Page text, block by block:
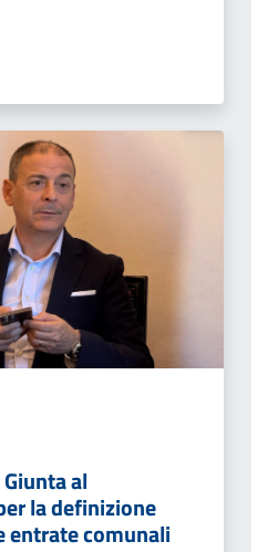
al
la definizione
entrate comunali